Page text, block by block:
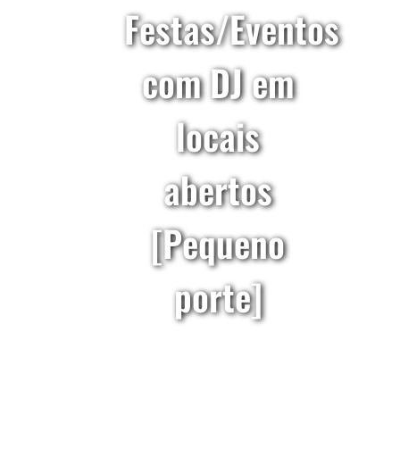
Festas/Eventos
com DJ em
locais
abertos
[Pequeno
porte]